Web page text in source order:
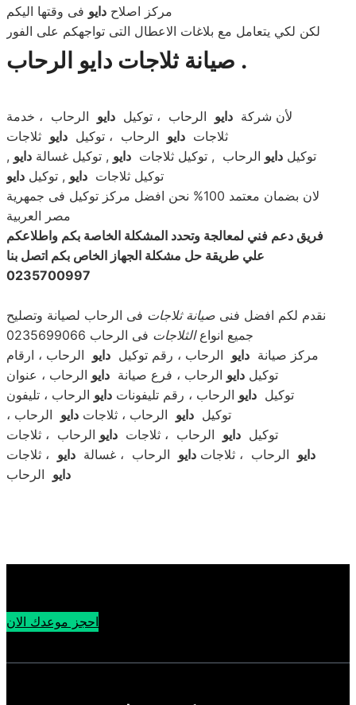
مركز اصلاح دايو فى وقتها اليكم
لكن لكي يتعامل مع بلاغات الاعطال التى تواجهكم على الفور
صيانة ثلاجات دايو الرحاب .
لأن شركة دايو الرحاب ، توكيل دايو الرحاب ، خدمة
ثلاجات دايو الرحاب ، توكيل دايو ثلاجات
توكيل دايو الرحاب , توكيل ثلاجات دايو , توكيل غسالة دايو ,
توكيل ثلاجات دايو , توكيل دايو
لان بضمان معتمد 100% نحن افضل مركز توكيل فى جمهرية
مصر العربية
فريق دعم فني لمعالجة وتحدد المشكلة الخاصة بكم واطلاعكم
علي طريقة حل مشكلة الجهاز الخاص بكم اتصل بنا
0235700997
نقدم لكم افضل فنى صيانة ثلاجات فى الرحاب لصيانة وتصليح
جميع انواعالثلاجات فى الرحاب 0235699066
مركز صيانة دايو الرحاب ، رقم توكيل دايو الرحاب ، ارقام
توكيل دايو الرحاب ، فرع صيانة دايو الرحاب ، عنوان
توكيل دايو الرحاب ، رقم تليفونات دايو الرحاب ، تليفون
توكيل دايو الرحاب ، ثلاجات دايو الرحاب ،
توكيل دايو الرحاب ، ثلاجات دايو الرحاب ، ثلاجات
دايو الرحاب ، ثلاجات دايو الرحاب ، غسالة دايو ، ثلاجات
دايو
احجز موعدك الان